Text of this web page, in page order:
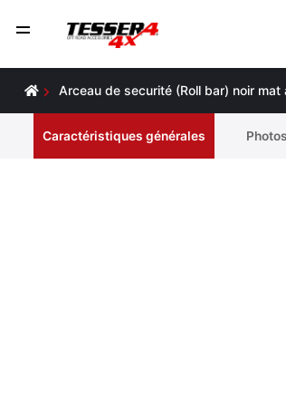
Arceau de securité (Roll bar) noir
Caractéristiques générales Photos